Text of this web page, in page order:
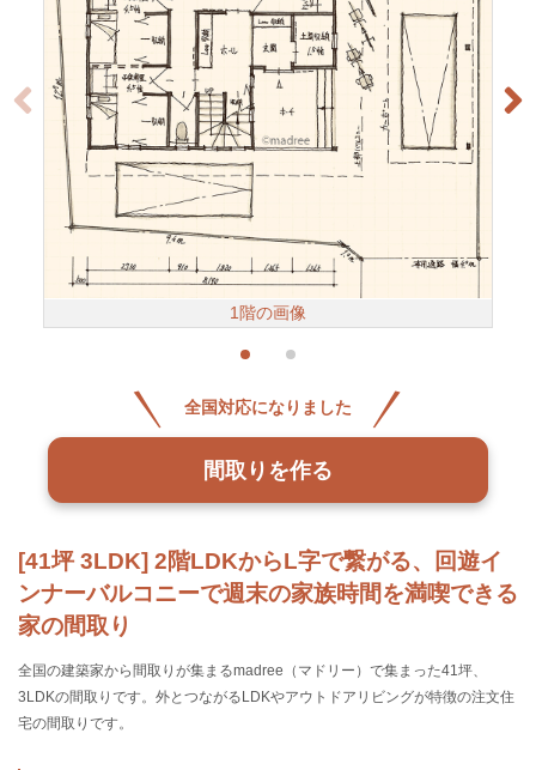
[41坪 3LDK] 2階LDKからL字で繋がる、回遊イ
ンナーバルコニーで週末の家族時間を満喫できる
家の間取り
全国の建築家から間取りが集まるmadree（マドリー）で集まった41坪、
3LDKの間取りです。外とつながるLDKやアウトドアリビングが特徴の注文住
宅の間取りです。
1階の画像
全国対応になりました
間取りを作る